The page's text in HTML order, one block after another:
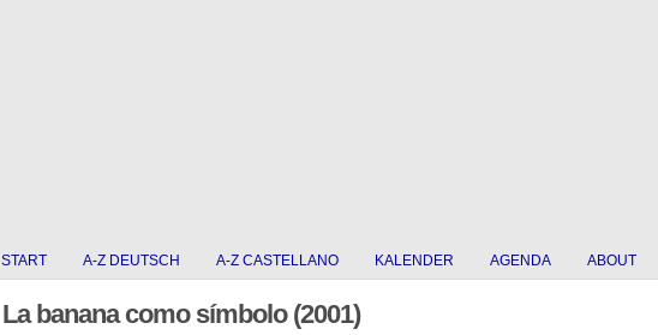
START A-Z DEUTSCH A-Z CASTELLANO KALENDER AGENDA ABOUT
La banana como símbolo (2001)